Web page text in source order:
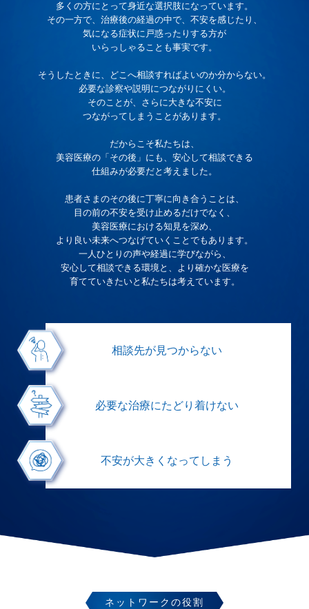
多くの方にとって身近な選択肢になっています。
その一方で、治療後の経過の中で、不安を感じたり、
気になる症状に戸惑ったりする方が
いらっしゃることも事実です。
そうしたときに、どこへ相談すればよいのか分からない。
必要な診察や説明につながりにくい。
そのことが、さらに大きな不安に
つながってしまうことがあります。
だからこそ私たちは、
美容医療の「その後」にも、安心して相談できる
仕組みが必要だと考えました。
患者さまのその後に丁寧に向き合うことは、
目の前の不安を受け止めるだけでなく、
美容医療における知見を深め、
より良い未来へつなげていくことでもあります。
一人ひとりの声や経過に学びながら、
安心して相談できる環境と、より確かな医療を
育てていきたいと私たちは考えています。
相談先が見つからない
必要な治療にたどり着けない
不安が大きく なってしまう
ネットワークの役割